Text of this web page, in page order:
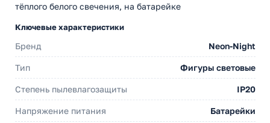
тёплого белого свечения, на батарейке
Ключевые характеристики
Бренд Neon-Night
Тип Фигуры световые
Степень пылевлагозащиты IP20
Напряжение питания Батарейки